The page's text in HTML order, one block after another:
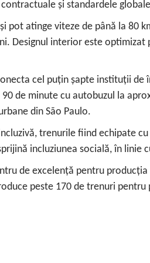
și standardele
pot atinge viteze de până la
Designul interior este
cel puțin șapte instituții
de minute cu autobuzul la
din São Paulo.
trenurile fiind echipate
incluziunea socială, în
de excelență pentru
peste 170 de trenuri